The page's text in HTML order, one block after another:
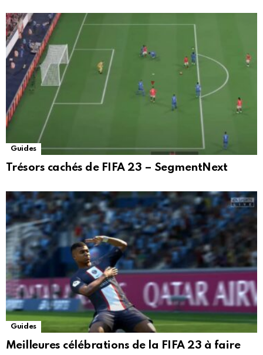
Guides
Trésors cachés de FIFA 23 – SegmentNext
Guides
Meilleures célébrations de la FIFA 23 à faire